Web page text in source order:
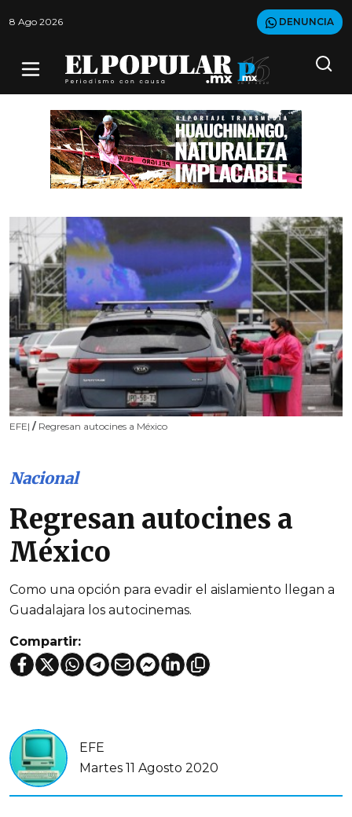
8 Ago 2026 DENUNCIA
EFE| / Regresan autocines a México
Nacional
Regresan autocines a
México
Como una opción para evadir el aislamiento llegan a
Guadalajara los autocinemas.
Compartir:
EFE
Martes 11 Agosto 2020